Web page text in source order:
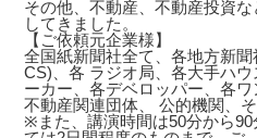
その他、不動産、不動産投資
してきました。
【ご依頼元企業様】
全国紙新聞社全て、各地方新
CS)、各 ラジオ局、各大手ハ
ーカー、各デベロッパー、各ワ
不動産関連団体、 公的機関、
※また、講演時間は50分から